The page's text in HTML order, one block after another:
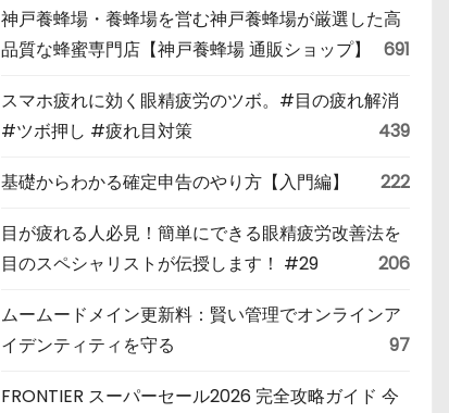
神戸養蜂場・養蜂場を営む神戸養蜂場が厳選した高
品質な蜂蜜専門店【神戸養蜂場 通販ショップ】
691
スマホ疲れに効く眼精疲労のツボ。#目の疲れ解消
#ツボ押し #疲れ目対策
439
基礎からわかる確定申告のやり方【入門編】 222
目が疲れる人必見！簡単にできる眼精疲労改善法を
目のスペシャリストが伝授します！ #29
206
ムームードメイン更新料：賢い管理でオンラインア
イデンティティを守る
97
FRONTIER スーパーセール2026 完全攻略ガイド 今